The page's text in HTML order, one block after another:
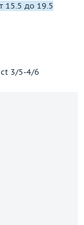
15.5 до 19.5
3/5-4/6